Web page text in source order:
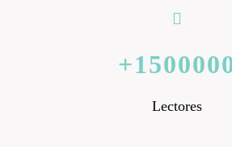
Lectores